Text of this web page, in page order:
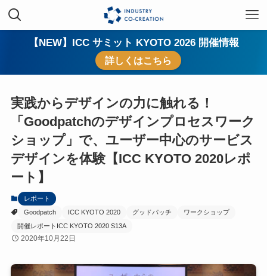
【NEW】ICC サミット KYOTO 2026 開催情報
詳しくはこちら
実践からデザインの力に触れる！
「Goodpatchのデザインプロセスワーク
ショップ」で、ユーザー中心のサービス
デザインを体験【ICC KYOTO 2020レポ
ート】
レポート
Goodpatch
ICC KYOTO 2020 グッドパッチ
ワークショップ
開催レポートICC KYOTO 2020 S13A
2020年10月22日